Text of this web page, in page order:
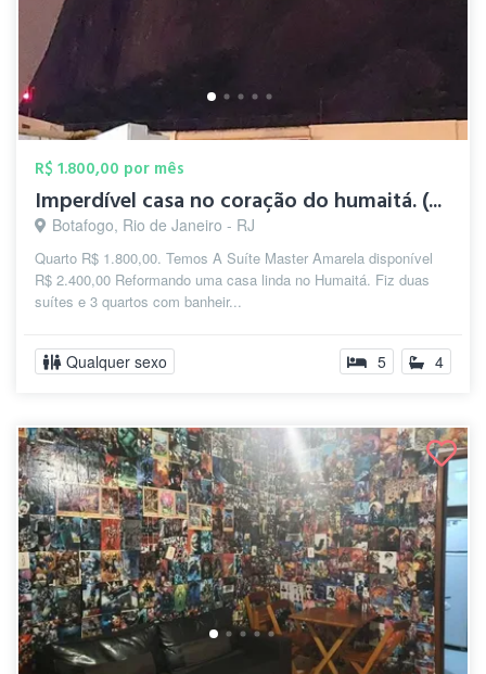
R$ 1.800,00 por mês
Imperdível casa no coração do humaitá. (...
Botafogo, Rio de Janeiro - RJ
Quarto R$ 1.800,00. Temos A Suíte Master Amarela disponível
R$ 2.400,00 Reformando uma casa linda no Humaitá. Fiz duas
suítes e 3 quartos com banheir...
Qualquer sexo 5 4